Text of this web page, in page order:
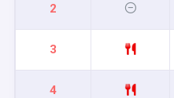
2
3
4